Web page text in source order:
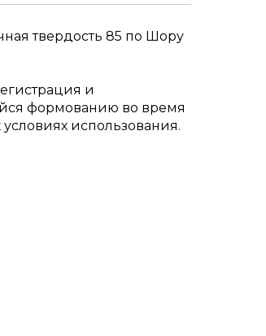
твердость 85 по Шору
и
формованию во время
использования.